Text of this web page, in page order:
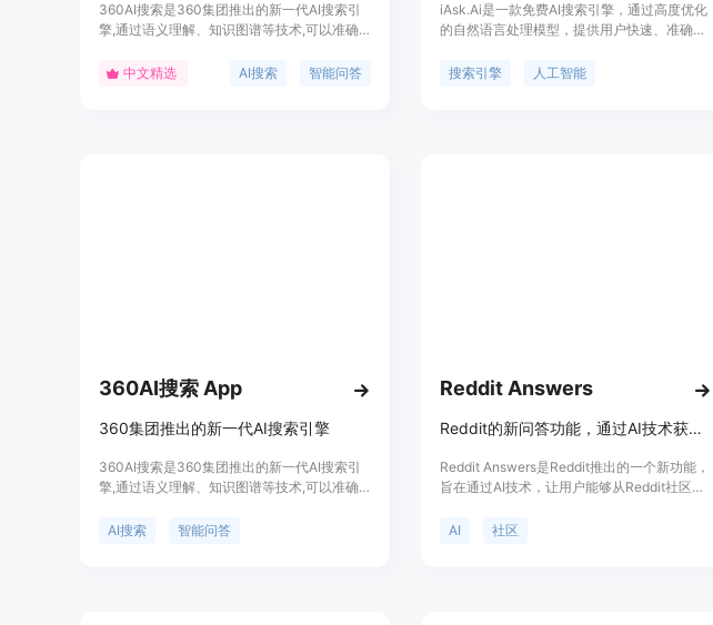
360AI搜索是360集团推出的新一代AI搜索引
擎,通过语义理解、知识图谱等技术,可以准确
量网页中深度提取相关内容,最终给出结构清
中文精选 AI搜索 智能问答
iAsk.Ai是一款免费AI搜索引擎，通过高度优化
的自然语言处理模型，提供用户快速、准确、
站来源进行训练，能客观、准确地回答问题，
搜索引擎 人工智能
360AI搜索 App
360集团推出的新一代AI搜索引擎
360AI搜索是360集团推出的新一代AI搜索引
擎,通过语义理解、知识图谱等技术,可以准确
量网页中深度提取相关内容,最终给出结构清
AI搜索 智能问答
Reddit Answers
Reddit的新问答功能，通过AI技术获取社区信息和讨论。
Reddit Answers是Reddit推出的一个新功能，
旨在通过AI技术，让用户能够从Reddit社区中
AI驱动的对话界面，让用户可以提出问题，并
AI 社区